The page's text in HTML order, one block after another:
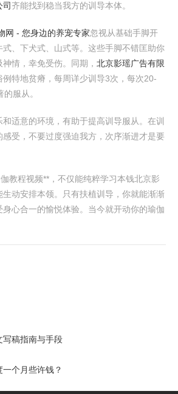
齐能找到稳当我方的训导本体。
网 - 您身边的养宠专家忽视从基础手脚开
式、下犬式、山式等。这些手脚不错匡助你
情，幸免受伤。同期， 北京影瑶广告有限
特地贫瘠，每周详少训导3次，每次20-
服从。
适意的环境，有助于提高训导服从。在训
受，不要过度强迫我方，次序渐进才是要
教程视频**，不仅能纯粹学习本钱北京影
动安排本领。只有扶植训导，你就能渐渐
心合一的愉悦体验。当今就开动你的瑜伽
写稿指南与手段
个月些许钱？